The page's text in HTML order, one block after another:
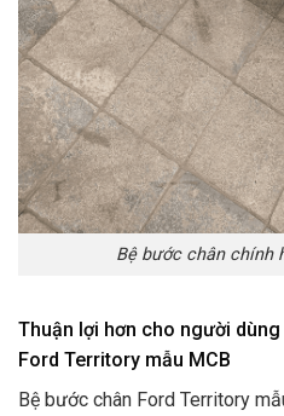
Bệ bước chân chính
Thuận lợi hơn cho người
Ford Territory mẫu MCB
Bệ bước chân Ford Territory